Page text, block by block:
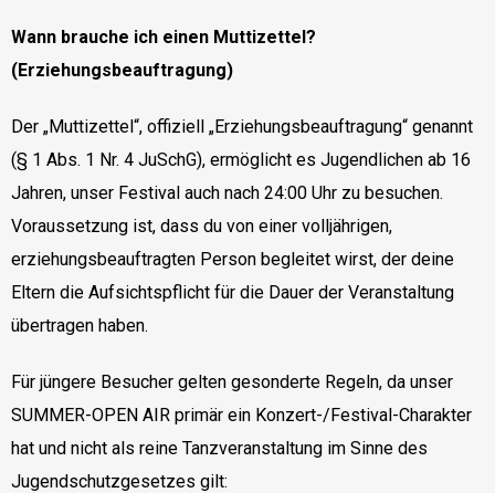
Wann brauche ich einen Muttizettel?
(Erziehungsbeauftragung)
Der „Muttizettel“, offiziell „Erziehungsbeauftragung“ genannt
(§ 1 Abs. 1 Nr. 4 JuSchG), ermöglicht es Jugendlichen ab 16
Jahren, unser Festival auch nach 24:00 Uhr zu besuchen.
Voraussetzung ist, dass du von einer volljährigen,
erziehungsbeauftragten Person begleitet wirst, der deine
Eltern die Aufsichtspflicht für die Dauer der Veranstaltung
übertragen haben.
Für jüngere Besucher gelten gesonderte Regeln, da unser
SUMMER-OPEN AIR primär ein Konzert-/Festival-Charakter
hat und nicht als reine Tanzveranstaltung im Sinne des
Jugendschutzgesetzes gilt: